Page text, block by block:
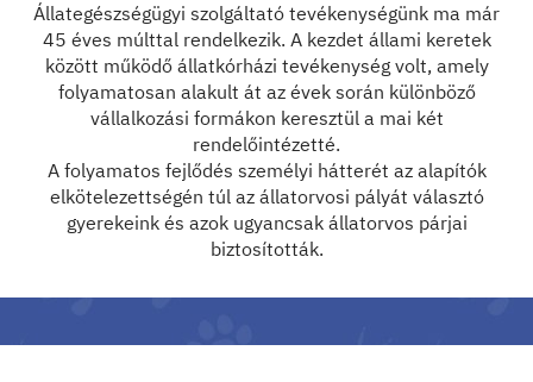
Állategészségügyi szolgáltató tevékenységünk ma már
45 éves múlttal rendelkezik. A kezdet állami keretek
között működő állatkórházi tevékenység volt, amely
folyamatosan alakult át az évek során különböző
vállalkozási formákon keresztül a mai két
rendelőintézetté.
A folyamatos fejlődés személyi hátterét az alapítók
elkötelezettségén túl az állatorvosi pályát választó
gyerekeink és azok ugyancsak állatorvos párjai
biztosították.